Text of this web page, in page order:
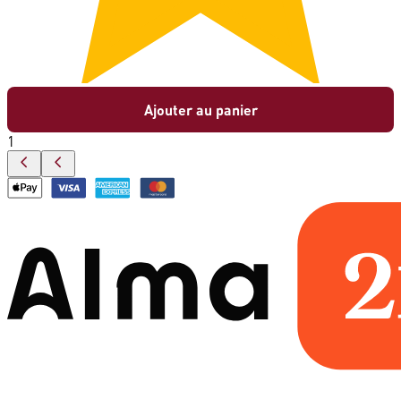
Ajouter au panier
1